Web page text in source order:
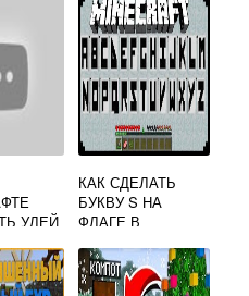
УЛЕЙ
КАК СДЕЛАТЬ
БУКВУ S НА
ФЛАГЕ В